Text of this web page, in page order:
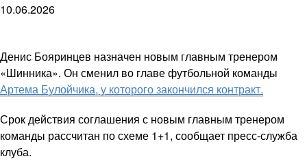
10.06.2026
Денис Бояринцев назначен новым главным тренером
«Шинника». Он сменил во главе футбольной команды
Артема Булойчика, у которого закончился контракт.
Срок действия соглашения с новым главным тренером
команды рассчитан по схеме 1+1, сообщает пресс-служба
клуба.